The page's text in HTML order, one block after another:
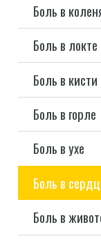
Боль в
Боль в локте
Боль в кисти
Боль в горле
Боль в ухе
Боль в
Боль в